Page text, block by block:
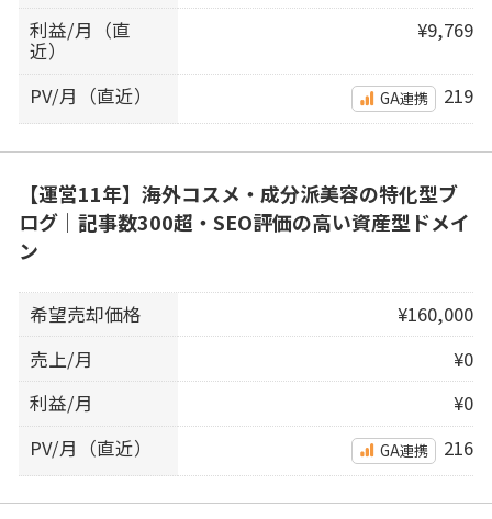
利益/月（直
近）
¥9,769
PV/月（直近） GA連携 219
【運営11年】海外コスメ・成分派美容の特化型ブ
ログ｜記事数300超・SEO評価の高い資産型ドメイ
ン
希望売却価格
¥160,000
売上/月
¥0
利益/月
¥0
PV/月（直近）
GA連携 216